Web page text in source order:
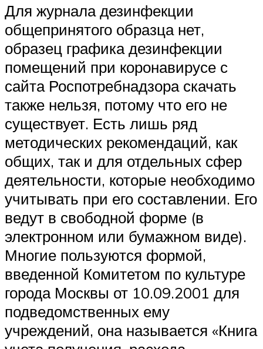
Для журнала дезинфекции
общепринятого образца нет,
образец графика дезинфекции
помещений при коронавирусе с
сайта Роспотребнадзора скачать
также нельзя, потому что его не
существует. Есть лишь ряд
методических рекомендаций, как
общих, так и для отдельных сфер
деятельности, которые необходимо
учитывать при его составлении. Его
ведут в свободной форме (в
электронном или бумажном виде).
Многие пользуются формой,
введенной Комитетом по культуре
города Москвы от 10.09.2001 для
подведомственных ему
учреждений, она называется «Книга